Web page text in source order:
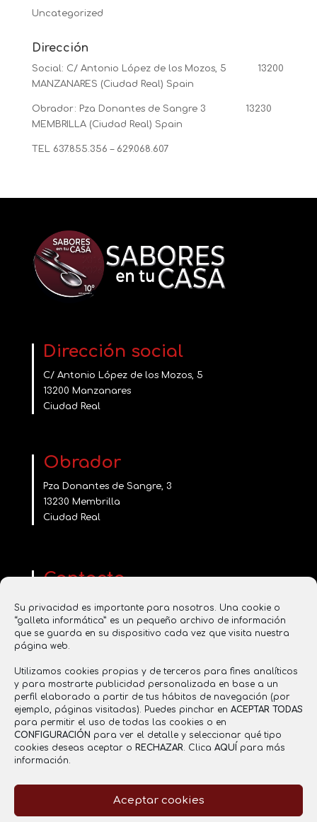
Su privacidad es importante para nosotros. Una cookie o
“galleta informática” es un pequeño archivo de información
que se guarda en su dispositivo cada vez que visita nuestra
página web.
Utilizamos cookies propias y de terceros para fines analíticos
y para mostrarte publicidad personalizada en base a un
perfil elaborado a partir de tus hábitos de navegación (por
ejemplo, páginas visitadas). Puedes pinchar en ACEPTAR TODAS
para permitir el uso de todas las cookies o en
CONFIGURACIÓN para ver el detalle y seleccionar qué tipo
cookies deseas aceptar o RECHAZAR. Clica AQUÍ para más
información.
Aceptar cookies
Uncategorized
Dirección
Social: C/ Antonio López de los Mozos, 5 13200
MANZANARES (Ciudad Real) Spain
Obrador: Pza Donantes de Sangre 3 13230
MEMBRILLA (Ciudad Real) Spain
TEL 637.855.356 – 629.068.607
Dirección social
C/ Antonio López de los Mozos, 5
13200 Manzanares
Ciudad Real
Obrador
Pza Donantes de Sangre, 3
13230 Membrilla
Ciudad Real
Contacta
www.saboresentucasa.com
saboresentucasa2016@gmail.com
637 855 356
Registro Sanitario
RGSEAA: 26.021121/CR
Aviso legal Política de Privacidad